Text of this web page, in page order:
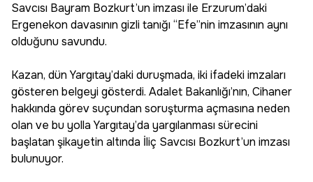
Savcısı Bayram Bozkurt’un imzası ile Erzurum’daki
Ergenekon davasının gizli tanığı “Efe”nin imzasının aynı
olduğunu savundu.
Kazan, dün Yargıtay’daki duruşmada, iki ifadeki imzaları
gösteren belgeyi gösterdi. Adalet Bakanlığı’nın, Cihaner
hakkında görev suçundan soruşturma açmasına neden
olan ve bu yolla Yargıtay’da yargılanması sürecini
başlatan şikayetin altında İliç Savcısı Bozkurt’un imzası
bulunuyor.